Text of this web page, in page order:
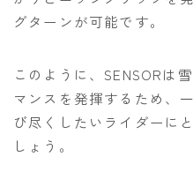
グターンが可能です。
このように、SENSORは
マンスを発揮するため、
び尽くしたいライダーに
しょう。